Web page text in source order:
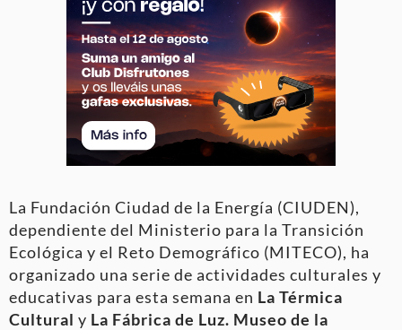
La Fundación Ciudad de la Energía (CIUDEN),
dependiente del Ministerio para la Transición
Ecológica y el Reto Demográfico (MITECO), ha
organizado una serie de actividades culturales y
educativas para esta semana en La Térmica
Cultural y La Fábrica de Luz. Museo de la